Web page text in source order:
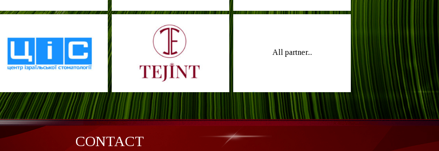
All partner...
CONTACT